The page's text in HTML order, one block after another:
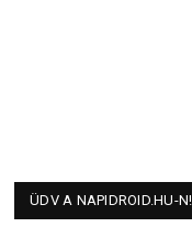
ÜDV A NAPIDROID.HU-N!